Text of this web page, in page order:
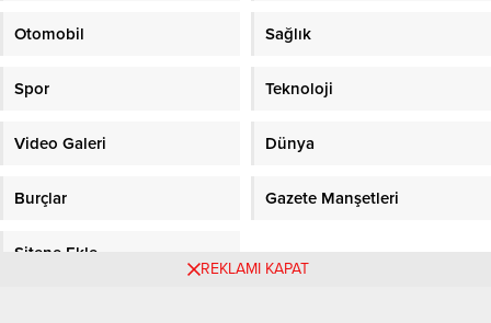
Otomobil Sağlık
Spor Teknoloji
Video Galeri Dünya
Burçlar Gazete Manşetleri
Sitene Ekle
REKLAMI KAPAT